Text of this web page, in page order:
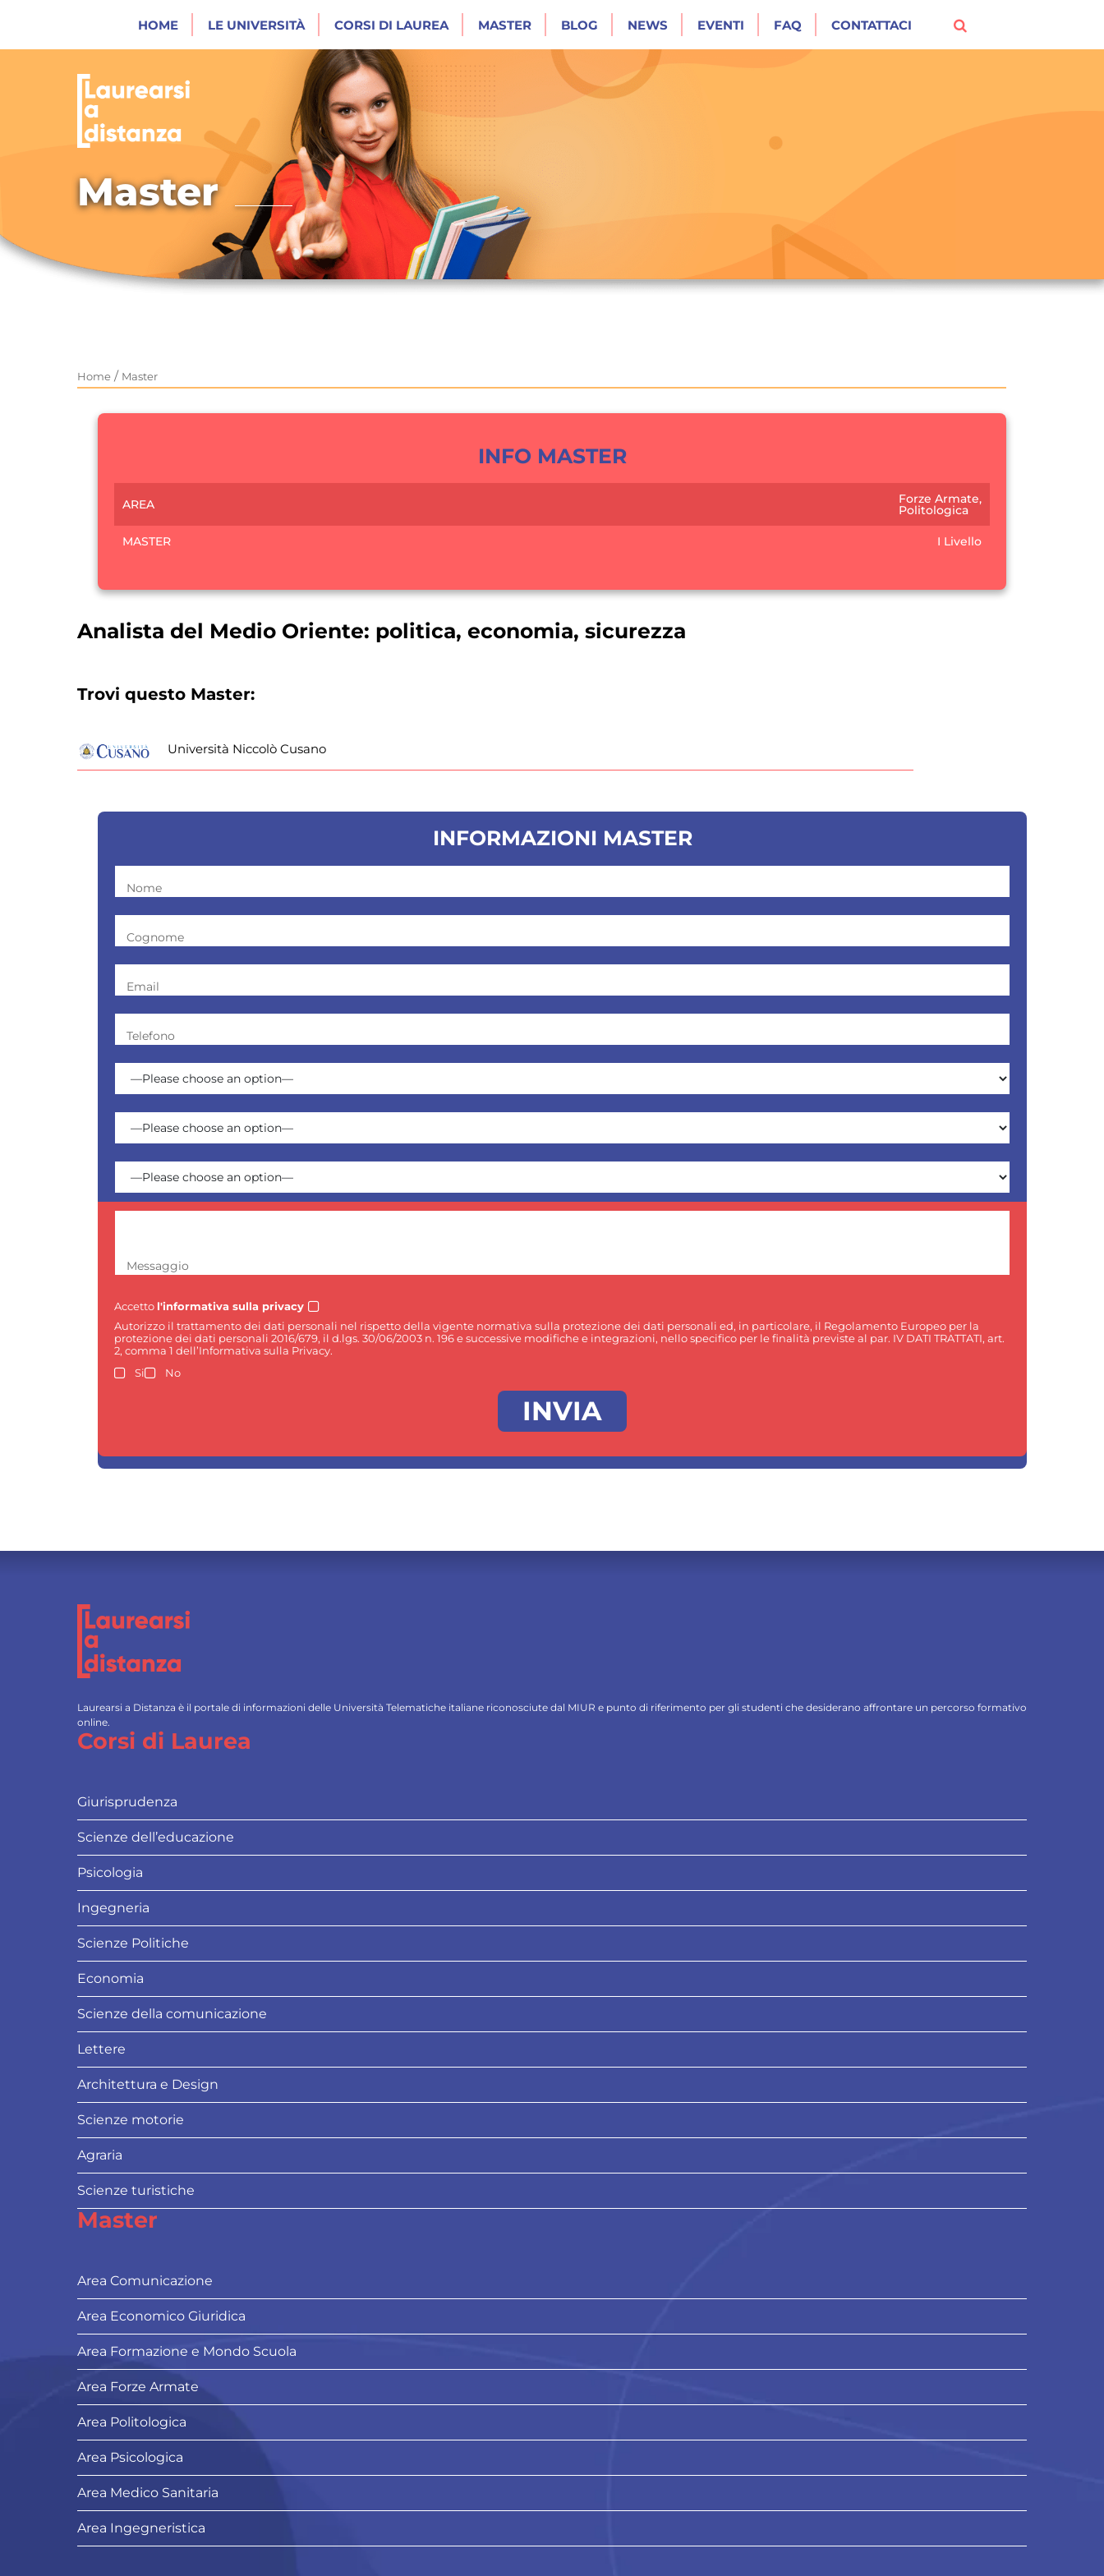
HOME LE UNIVERSITÀ CORSI DI LAUREA MASTER BLOG NEWS EVENTI FAQ CONTATTACI
Master
Home / Master
INFO MASTER
AREA Forze Armate,
Politologica
MASTER I Livello
Analista del Medio Oriente: politica, economia, sicurezza
Trovi questo Master:
Università Niccolò Cusano
INFORMAZIONI MASTER
Nome
Cognome
Email
Telefono
Messaggio
Accetto l'informativa sulla privacy
Autorizzo il trattamento dei dati personali nel rispetto della vigente normativa sulla protezione dei dati personali ed, in particolare, il Regolamento Europeo per la
protezione dei dati personali 2016/679, il d.lgs. 30/06/2003 n. 196 e successive modifiche e integrazioni, nello specifico per le finalità previste al par. IV DATI TRATTATI, art.
2, comma 1 dell’Informativa sulla Privacy.
Si
No
Laurearsi a Distanza è il portale di informazioni delle Università Telematiche italiane riconosciute dal MIUR e punto di riferimento per gli studenti che desiderano affrontare un percorso formativo
online.
Corsi di Laurea
Giurisprudenza
Scienze dell’educazione
Psicologia
Ingegneria
Scienze Politiche
Economia
Scienze della comunicazione
Lettere
Architettura e Design
Scienze motorie
Agraria
Scienze turistiche
Master
Area Comunicazione
Area Economico Giuridica
Area Formazione e Mondo Scuola
Area Forze Armate
Area Politologica
Area Psicologica
Area Medico Sanitaria
Area Ingegneristica